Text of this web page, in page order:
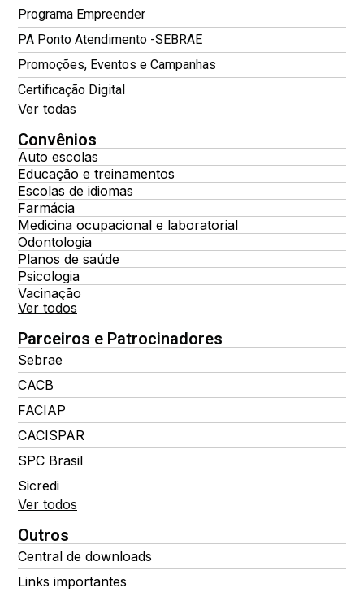
Programa Empreender
PA Ponto Atendimento -SEBRAE
Promoções, Eventos e Campanhas
Certificação Digital
Ver todas
Convênios
Auto escolas
Educação e treinamentos
Escolas de idiomas
Farmácia
Medicina ocupacional e laboratorial
Odontologia
Planos de saúde
Psicologia
Vacinação
Ver todos
Parceiros e Patrocinadores
Sebrae
CACB
FACIAP
CACISPAR
SPC Brasil
Sicredi
Ver todos
Outros
Central de downloads
Links importantes